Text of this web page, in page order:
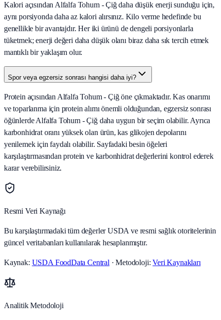
Kalori açısından Alfalfa Tohum - Çiğ daha düşük enerji sunduğu için,
aynı porsiyonda daha az kalori alırsınız. Kilo verme hedefinde bu
genellikle bir avantajdır. Her iki ürünü de dengeli porsiyonlarla
tüketmek; enerji değeri daha düşük olanı biraz daha sık tercih etmek
mantıklı bir yaklaşım olur.
Spor veya egzersiz sonrası hangisi daha iyi?
Protein açısından Alfalfa Tohum - Çiğ öne çıkmaktadır. Kas onarımı
ve toparlanma için protein alımı önemli olduğundan, egzersiz sonrası
öğünlerde Alfalfa Tohum - Çiğ daha uygun bir seçim olabilir. Ayrıca
karbonhidrat oranı yüksek olan ürün, kas glikojen depolarını
yenilemek için faydalı olabilir. Sayfadaki besin öğeleri
karşılaştırmasından protein ve karbonhidrat değerlerini kontrol ederek
karar verebilirsiniz.
Resmi Veri Kaynağı
Bu karşılaştırmadaki tüm değerler USDA ve resmi sağlık otoritelerinin
güncel veritabanları kullanılarak hesaplanmıştır.
Kaynak: USDA FoodData Central · Metodoloji:Veri Kaynakları
Analitik Metodoloji